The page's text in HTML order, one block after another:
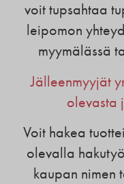
voit tupsahtaa
leipomon
myymälässä
Jälleenmyyjät
olevasta
Voit hakea
olevalla
kaupan nimen